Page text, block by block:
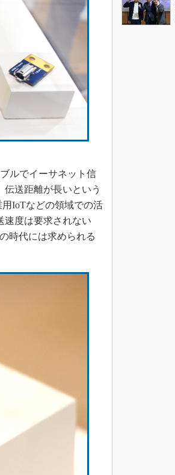
ルでイーサネット信
送距離が長いという
IoTなどの領域での活
速度は要求されない
時代には求められる